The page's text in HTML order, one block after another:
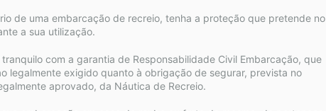
de uma embarcação de recreio, tenha a proteção que pretende no
a sua utilização.
com a garantia de Responsabilidade Civil Embarcação, que
legalmente exigido quanto à obrigação de segurar, prevista no
aprovado, da Náutica de Recreio.